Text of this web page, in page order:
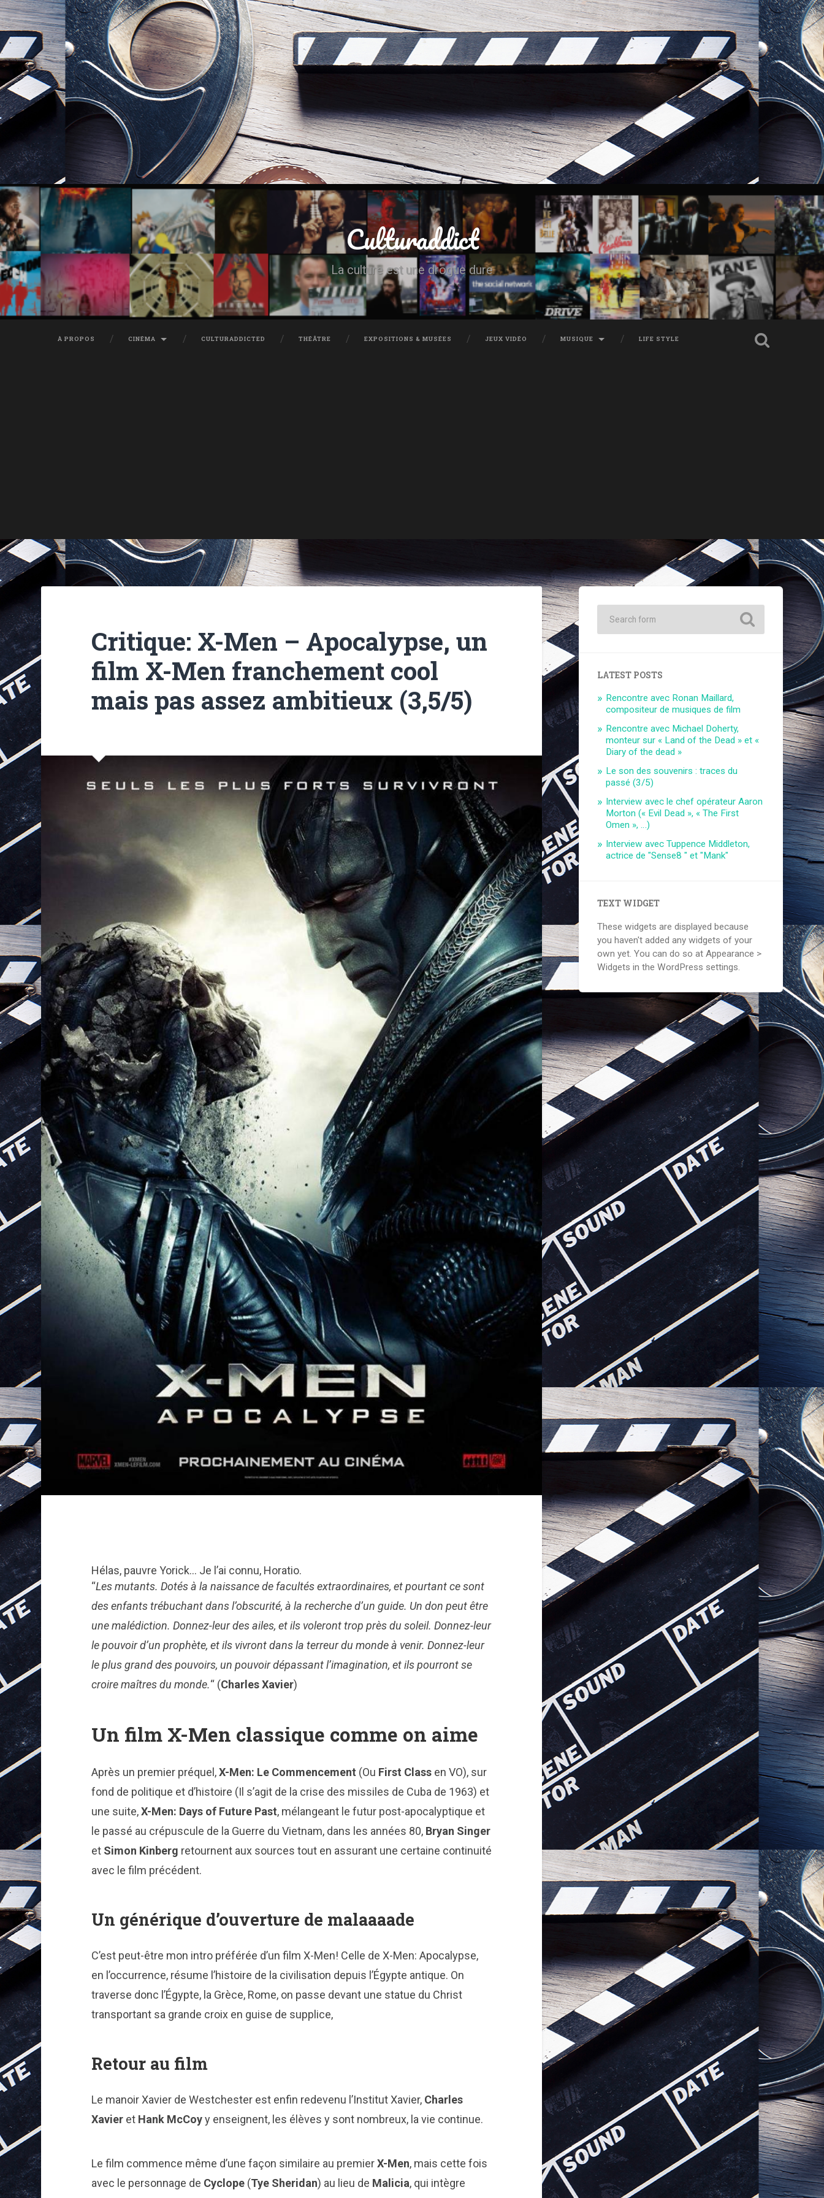
Culturaddict
La culture est une drogue dure
À PROPOS CINÉMA CULTURADDICTED THÉÂTRE EXPOSITIONS & MUSÉES JEUX VIDÉO MUSIQUE LIFE STYLE
Critique: X-Men – Apocalypse, un
film X-Men franchement cool
mais pas assez ambitieux (3,5/5)
Hélas, pauvre Yorick… Je l’ai connu, Horatio.
“Les mutants. Dotés à la naissance de facultés extraordinaires, et pourtant ce sont
des enfants trébuchant dans l’obscurité, à la recherche d’un guide. Un don peut être
une malédiction. Donnez-leur des ailes, et ils voleront trop près du soleil. Donnez-leur
le pouvoir d’un prophète, et ils vivront dans la terreur du monde à venir. Donnez-leur
le plus grand des pouvoirs, un pouvoir dépassant l’imagination, et ils pourront se
croire maîtres du monde.“ (Charles Xavier)
Un film X-Men classique comme on aime
Après un premier préquel,X-Men: Le Commencement (Ou First Classen VO), sur
fond de politique et d’histoire (Il s’agit de la crise des missiles de Cuba de 1963) et
une suite,X-Men: Days of Future Past, mélangeant le futur post-apocalyptique et
le passé au crépuscule de la Guerre du Vietnam, dans les années 80, Bryan Singer
et Simon Kinberg retournent aux sources tout en assurant une certaine continuité
avec le film précédent.
Un générique d’ouverture de malaaaade
C’est peut-être mon intro préférée d’un film X-Men! Celle de X-Men: Apocalypse,
en l’occurrence, résume l’histoire de la civilisation depuis l’Égypte antique. On
traverse donc l’Égypte, la Grèce, Rome, on passe devant une statue du Christ
transportant sa grande croix en guise de supplice,
Retour au film
Le manoir Xavier de Westchester est enfin redevenu l’Institut Xavier, Charles
Xavieret Hank McCoyy enseignent, les élèves y sont nombreux, la vie continue.
Le film commence même d’une façon similaire au premierX-Men, mais cette fois
avec le personnage de Cyclope(Tye Sheridan) au lieu de Malicia, qui intègre
LATEST POSTS
Rencontre avec Ronan Maillard,
compositeur de musiques de film
Rencontre avec Michael Doherty,
monteur sur « Land of the Dead » et «
Diary of the dead »
Le son des souvenirs : traces du
passé (3/5)
Interview avec le chef opérateur Aaron
Morton (« Evil Dead », « The First
Omen », …)
Interview avec Tuppence Middleton,
actrice de "Sense8 " et "Mank"
TEXT WIDGET
These widgets are displayed because
you haven't added any widgets of your
own yet. You can do so at Appearance >
Widgets in the WordPress settings.